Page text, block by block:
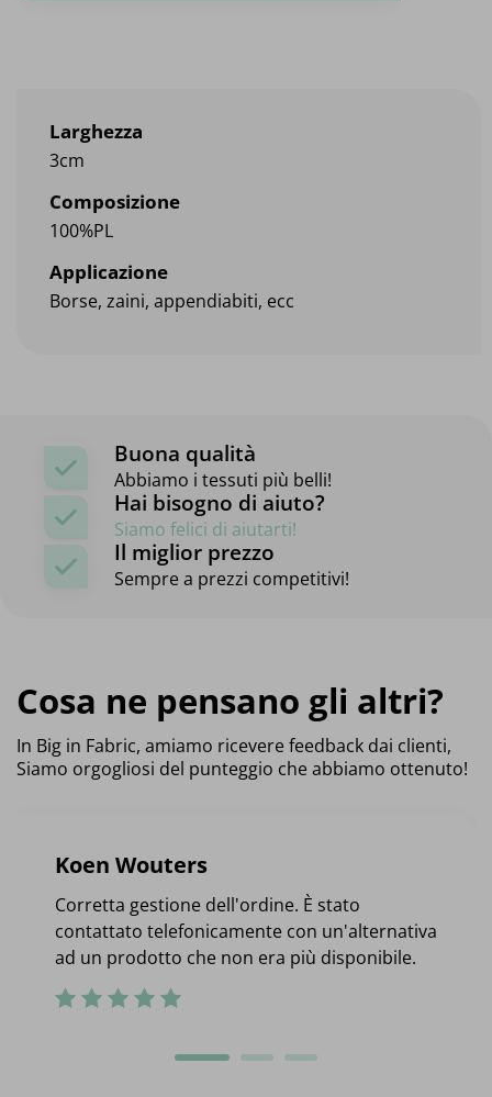
Larghezza
3cm
Composizione
100%PL
Applicazione
Borse, zaini, appendiabiti, ecc
Buona qualità
Abbiamo i tessuti più belli!
Hai bisogno di aiuto?
Siamo felici di aiutarti!
Il miglior prezzo
Sempre a prezzi competitivi!
Cosa ne pensano gli altri?
In Big in Fabric, amiamo ricevere feedback dai clienti,
Siamo orgogliosi del punteggio che abbiamo ottenuto!
Koen Wouters
Corretta gestione dell'ordine. È stato
contattato telefonicamente con un'alternativa
ad un prodotto che non era più disponibile.